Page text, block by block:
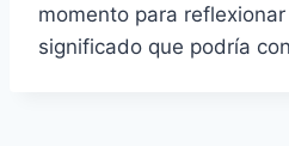
momento para
significado que podría